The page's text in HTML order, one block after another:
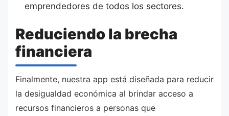
emprendedores de todos los sectores.
Reduciendo la brecha
financiera
Finalmente, nuestra app está diseñada para reducir
la desigualdad económica al brindar acceso a
recursos financieros a personas que